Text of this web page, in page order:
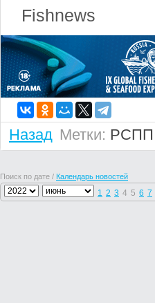
Fishnews
Назад Метки: РСПП
Поиск по дате / Календарь новостей
1 2 3 4 5 6 7